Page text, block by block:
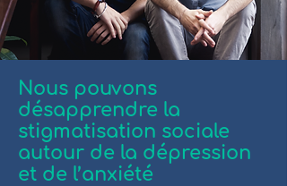
Nous pouvons
désapprendre la
stigmatisation sociale
autour de la dépression
et de l’anxiété